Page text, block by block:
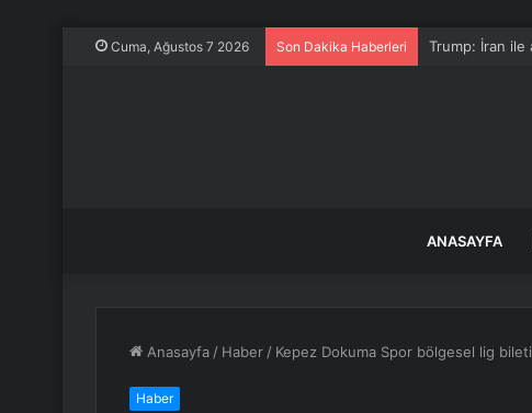
Cuma, Ağustos 7 2026 Son Dakika Haberleri Trump: İran ile
ANASAYFA
Anasayfa / Haber / Kepez Dokuma Spor bölgesel lig
Haber